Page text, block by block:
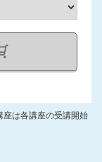
座は各講座の受講開始